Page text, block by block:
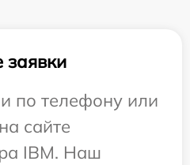
по телефону или
сайте
IBM. Наш